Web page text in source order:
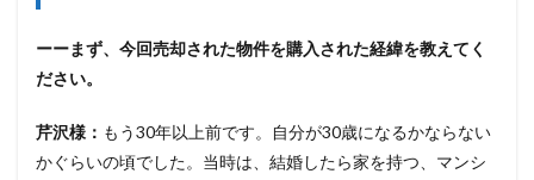
ーーまず、今回売却された物件を購入された経緯を教えてく
ださい。
芹沢様： もう30年以上前です。自分が30歳になるかならない
かぐらいの頃でした。当時は、結婚したら家を持つ、マンシ